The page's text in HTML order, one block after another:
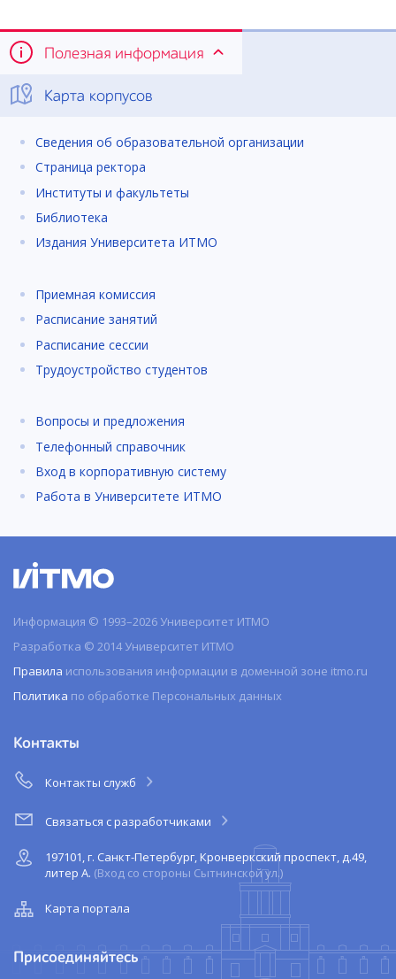
Полезная информация
Карта корпусов
Сведения об образовательной организации
Страница ректора
Институты и факультеты
Библиотека
Издания Университета ИТМО
Приемная комиссия
Расписание занятий
Расписание сессии
Трудоустройство студентов
Вопросы и предложения
Телефонный справочник
Вход в корпоративную систему
Работа в Университете ИТМО
Информация © 1993–2026 Университет ИТМО
Разработка © 2014 Университет ИТМО
Правила использования информации в доменной зоне itmo.ru
Политика по обработке Персональных данных
Контакты
Контакты служб
Связаться с разработчиками
197101, г. Санкт-Петербург, Кронверкский проспект, д.49,
литер А. (Вход со стороны Сытнинской ул.)
Карта портала
Присоединяйтесь